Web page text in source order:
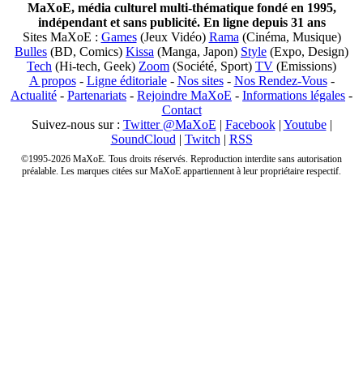
MaXoE, média culturel multi-thématique fondé en 1995,
indépendant et sans publicité. En ligne depuis 31 ans
Sites MaXoE : Games(Jeux Vidéo) Rama (Cinéma, Musique)
Bulles (BD, Comics) Kissa (Manga, Japon) Style (Expo, Design)
Tech (Hi-tech, Geek) Zoom (Société, Sport) TV (Emissions)
A propos- Ligne éditoriale- Nos sites- Nos Rendez-Vous-
Actualité - Partenariats - Rejoindre MaXoE - Informations légales -
Contact
Suivez-nous sur : Twitter @MaXoE | Facebook| Youtube|
SoundCloud | Twitch | RSS
©1995-2026 MaXoE. Tous droits réservés. Reproduction interdite sans autorisation
préalable. Les marques citées sur MaXoE appartiennent à leur propriétaire respectif.